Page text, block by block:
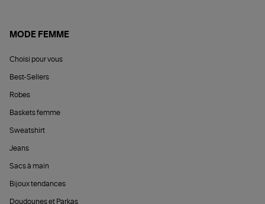
MODE FEMME
Choisi pour vous
Best-Sellers
Robes
Baskets femme
Sweatshirt
Jeans
Sacs à main
Bijoux tendances
Doudounes et Parkas